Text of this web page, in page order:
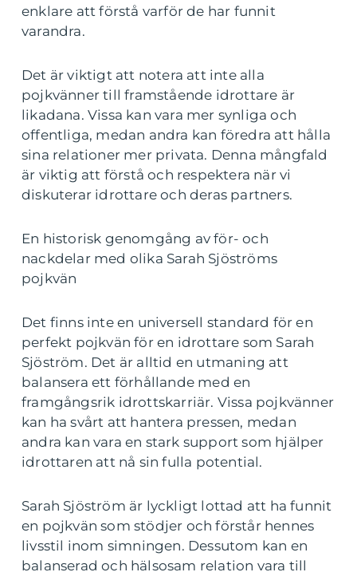
enklare att förstå varför de har funnit
varandra.
Det är viktigt att notera att inte alla
pojkvänner till framstående idrottare är
likadana. Vissa kan vara mer synliga och
offentliga, medan andra kan föredra att hålla
sina relationer mer privata. Denna mångfald
är viktig att förstå och respektera när vi
diskuterar idrottare och deras partners.
En historisk genomgång av för- och
nackdelar med olika Sarah Sjöströms
pojkvän
Det finns inte en universell standard för en
perfekt pojkvän för en idrottare som Sarah
Sjöström. Det är alltid en utmaning att
balansera ett förhållande med en
framgångsrik idrottskarriär. Vissa pojkvänner
kan ha svårt att hantera pressen, medan
andra kan vara en stark support som hjälper
idrottaren att nå sin fulla potential.
Sarah Sjöström är lyckligt lottad att ha funnit
en pojkvän som stödjer och förstår hennes
livsstil inom simningen. Dessutom kan en
balanserad och hälsosam relation vara till